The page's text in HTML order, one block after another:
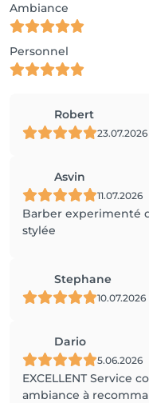
Ambiance
Personnel
Robert
23.07.2026
Asvin
11.07.2026
Barber experimenté
stylée
Stephane
10.07.2026
Dario
5.06.2026
EXCELLENT Service
ambiance à